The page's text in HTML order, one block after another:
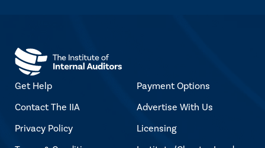
Get Help
Contact The IIA
Privacy Policy
Payment Options
Advertise With Us
Licensing